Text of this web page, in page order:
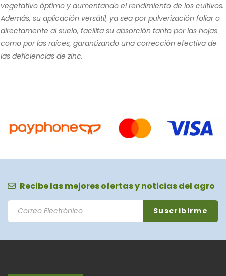
vegetativo óptimo y aumentando el rendimiento de los cultivos.
Además, su aplicación versátil, ya sea por pulverización foliar o
directamente al suelo, facilita su absorción tanto por las hojas
como por las raíces, garantizando una corrección efectiva de
las deficiencias de zinc.
Recibe las mejores ofertas y noticias del agro